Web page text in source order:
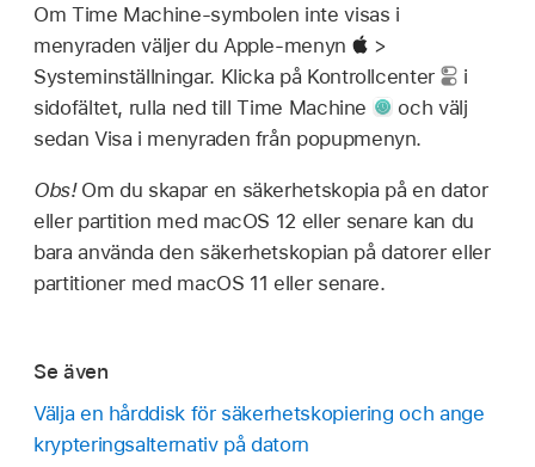
Om Time Machine-symbolen inte visas i
menyraden väljer du Apple-menyn
>
Systeminställningar. Klicka på Kontrollcenter
i
sidofältet, rulla ned till Time Machine
och välj
sedan Visa i menyraden från popupmenyn.
Obs! Om du skapar en säkerhetskopia på en dator
eller partition med macOS 12 eller senare kan du
bara använda den säkerhetskopian på datorer eller
partitioner med macOS 11 eller senare.
Se även
Välja en hårddisk för säkerhetskopiering och ange
krypteringsalternativ på datorn